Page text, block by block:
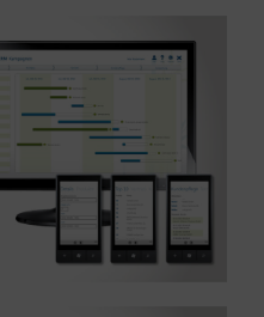
UI und UX